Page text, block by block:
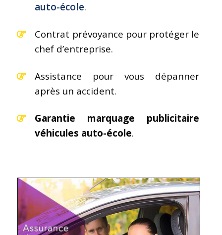
auto-école.
Contrat prévoyance pour protéger le
chef d’entreprise.
Assistance pour vous dépanner
après un accident.
Garantie marquage publicitaire
véhicules auto-école.